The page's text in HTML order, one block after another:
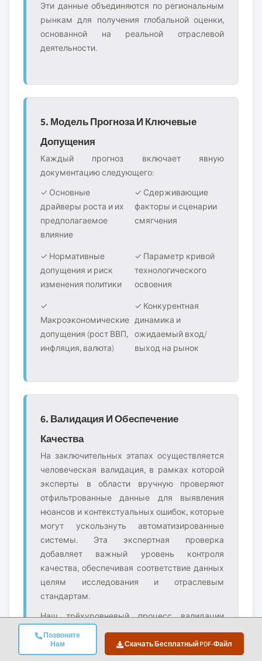
Позвоните
Нам
Скачать Бесплатный PDF-Файл
Эти данные объединяются по региональным
рынкам для получения глобальной оценки,
основанной на реальной отраслевой
деятельности.
5. Модель Прогноза И Ключевые
Допущения
Каждый прогноз включает явную
документацию следующего:
✓ Основные
драйверы роста и их
предполагаемое
влияние
✓ Сдерживающие
факторы и сценарии
смягчения
✓ Нормативные
допущения и риск
изменения политики
✓ Параметр кривой
технологического
освоения
✓
Макроэкономические
допущения (рост ВВП,
инфляция, валюта)
✓ Конкурентная
динамика и
ожидаемый вход/
выход на рынок
6. Валидация И Обеспечение
Качества
На заключительных этапах осуществляется
человеческая валидация, в рамках которой
эксперты в области вручную проверяют
отфильтрованные данные для выявления
нюансов и контекстуальных ошибок, которые
могут ускользнуть автоматизированные
системы. Эта экспертная проверка
добавляет важный уровень контроля
качества, обеспечивая соответствие данных
целям исследования и отраслевым
стандартам.
Наш трёхуровневый процесс валидации
обеспечивает максимальную надёжность
данных: